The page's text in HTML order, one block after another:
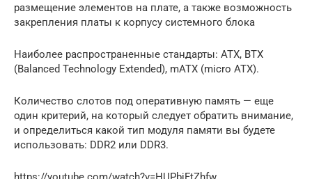
размещение элементов на плате, а также возможность
закрепления платы к корпусу системного блока
Наиболее распространенные стандарты: ATX, BTX
(Balanced Technology Extended), mATX (micro ATX).
Количество слотов под оперативную память — еще
один критерий, на который следует обратить внимание,
и определиться какой тип модуля памяти вы будете
использовать: DDR2 или DDR3.